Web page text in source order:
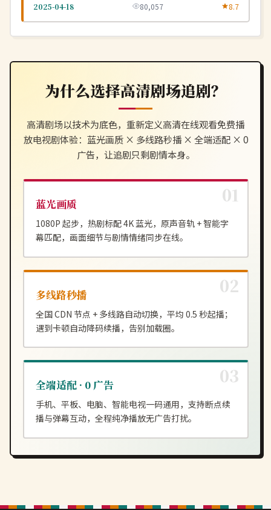
2025-04-18 80,057 8.7
为什么选择高清剧场追剧？
高清剧场以技术为底色，重新定义高清在线观看免费播
放电视剧体验：蓝光画质 × 多线路秒播 × 全端适配 × 0
广告，让追剧只剩剧情本身。
蓝光画质
1080P 起步，热剧标配 4K 蓝光，原声音轨 + 智能字
幕匹配，画面细节与剧情情绪同步在线。
多线路秒播
全国 CDN 节点 + 多线路自动切换，平均 0.5 秒起播；
遇到卡顿自动降码续播，告别加载圈。
全端适配 · 0 广告
手机、平板、电脑、智能电视一码通用，支持断点续
播与弹幕互动，全程纯净播放无广告打扰。